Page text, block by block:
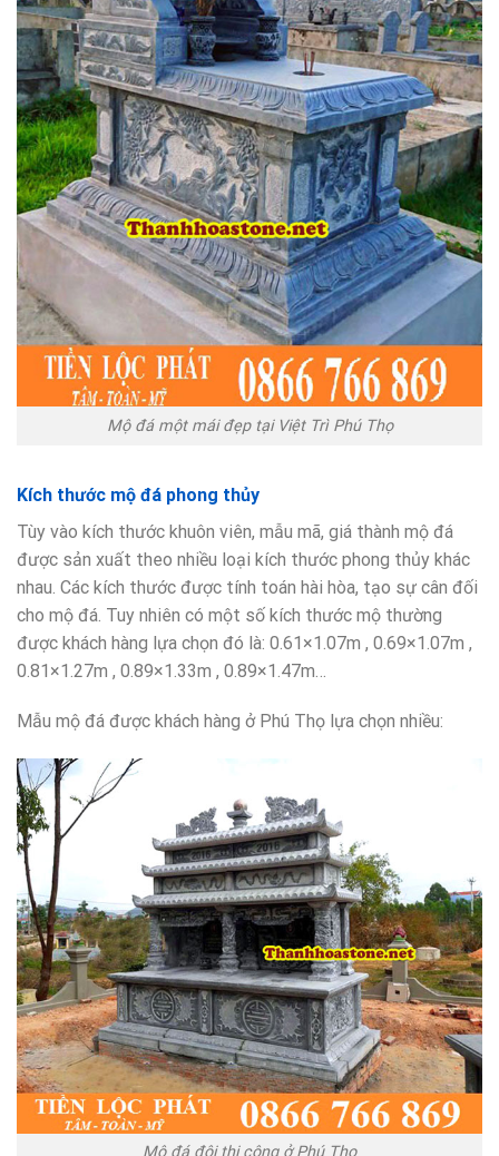
Mộ đá một mái đẹp tại Việt Trì Phú Thọ
Kích thước mộ đá phong thủy
Tùy vào kích thước khuôn viên, mẫu mã, giá thành mộ đá
được sản xuất theo nhiều loại kích thước phong thủy khác
nhau. Các kích thước được tính toán hài hòa, tạo sự cân đối
cho mộ đá. Tuy nhiên có một số kích thước mộ thường
được khách hàng lựa chọn đó là: 0.61×1.07m , 0.69×1.07m ,
0.81×1.27m , 0.89×1.33m , 0.89×1.47m…
Mẫu mộ đá được khách hàng ở Phú Thọ lựa chọn nhiều: